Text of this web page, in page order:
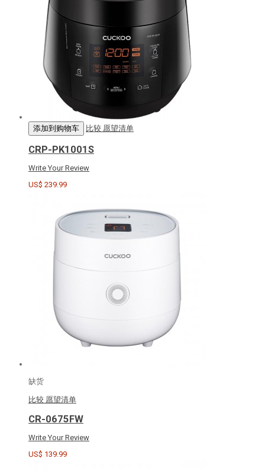
添加到购物车 比较 愿望清单
CRP-PK1001S
Write Your Review
US$ 239.99
缺货
比较 愿望清单
CR-0675FW
Write Your Review
US$ 139.99